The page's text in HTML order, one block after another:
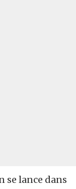
se lance dans